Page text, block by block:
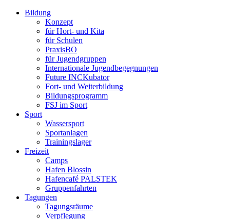
Bildung
Konzept
für Hort- und Kita
für Schulen
PraxisBO
für Jugendgruppen
Internationale Jugendbegegnungen
Future INCKubator
Fort- und Weiterbildung
Bildungsprogramm
FSJ im Sport
Sport
Wassersport
Sportanlagen
Trainingslager
Freizeit
Camps
Hafen Blossin
Hafencafé PALSTEK
Gruppenfahrten
Tagungen
Tagungsräume
Verpflegung